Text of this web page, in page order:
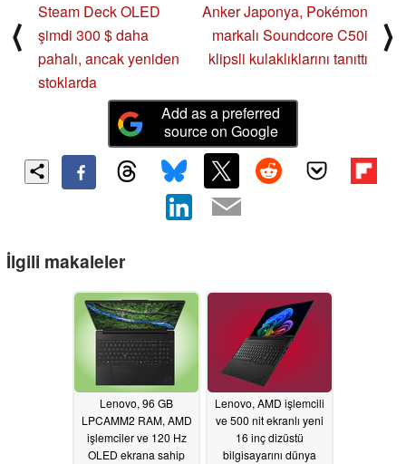
⟨
Steam Deck OLED
şimdi 300 $ daha
pahalı, ancak yeniden
stoklarda
Anker Japonya, Pokémon
markalı Soundcore C50i
klipsli kulaklıklarını tanıttı
⟩
Add as a preferred
source on Google
İlgili makaleler
Lenovo, 96 GB
LPCAMM2 RAM, AMD
işlemciler ve 120 Hz
OLED ekrana sahip
Lenovo, AMD işlemcili
ve 500 nit ekranlı yeni
16 inç dizüstü
bilgisayarını dünya